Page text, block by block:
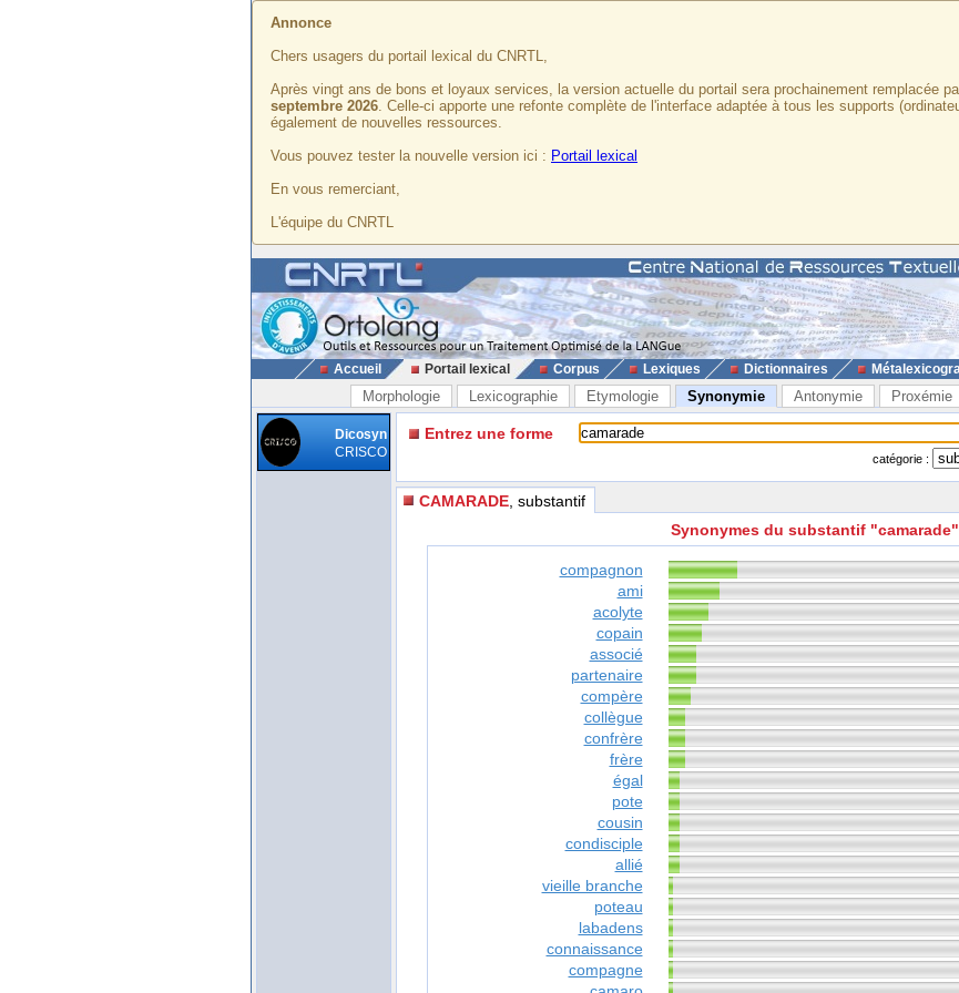
Annonce
Chers usagers du portail lexical du CNRTL,
Après vingt ans de bons et loyaux services, la version actuelle du portail sera prochainement remplacée
septembre 2026. Celle-ci apporte une refonte complète de l'interface adaptée à tous les supports
également de nouvelles ressources.
Vous pouvez tester la nouvelle version ici : Portail lexical
En vous remerciant,
L'équipe du CNRTL
Accueil Portail lexical Corpus Lexiques Dictionnaires
Morphologie Lexicographie Etymologie Synonymie Antonymie Proxémie
Dicosyn
CRISCO
Entrez une forme
catégorie :
CAMARADE , substantif
Synonymes du substantif "camarade"
compagnon
ami
acolyte
copain
associé
partenaire
compère
collègue
confrère
frère
égal
pote
cousin
condisciple
allié
vieille branche
poteau
labadens
connaissance
compagne